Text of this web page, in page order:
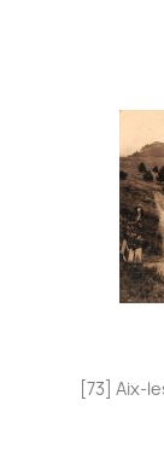
[73] Aix-